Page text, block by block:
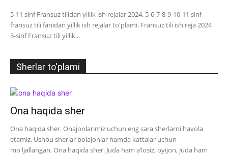
5-11 sinf Fransuz tilidan yillik ish rejalar 2024. 5-6-7-8-9-10-11 sinf
fransuz tili fanidan yillik ish rejalar to'plami. Fransuz tili ish reja 2024
5-sinf Fransuz tili yillik...
Sherlar to'plami
Ona haqida sher
Ona haqida sher. Onajonlarimiz uchun eng sara sherlarni havola
etamiz. Ushbu sherlar bolajonlar hamda kattalar uchun
mo'ljallangan. Ona haqida sher. Juda ham a’losiz, oyijon, Juda ham